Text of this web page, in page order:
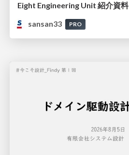
Eight Engineering Unit 紹介資料
sansan33
PRO